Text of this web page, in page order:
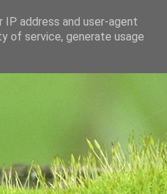
address and user-agent
of service, generate usage